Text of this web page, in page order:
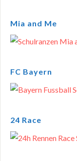
Mia and Me
FC Bayern
24 Race